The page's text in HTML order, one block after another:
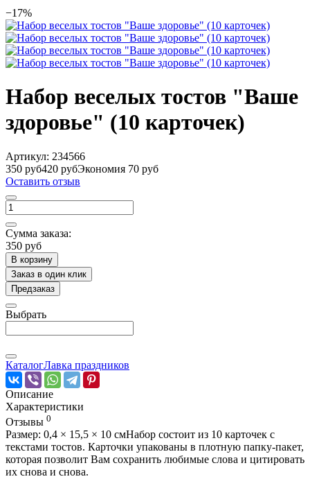
−17%
Набор веселых тостов "Ваше
здоровье" (10 карточек)
Артикул: 234566
350 руб420 рубЭкономия 70 руб
Оставить отзыв
Сумма заказа:
350 руб
В корзину
Заказ в один клик
Предзаказ
Выбрать
КаталогЛавка праздников
Описание
Характеристики
Отзывы 0
Размер: 0,4 × 15,5 × 10 смНабор состоит из 10 карточек с
текстами тостов. Карточки упакованы в плотную папку-пакет,
которая позволит Вам сохранить любимые слова и цитировать
их снова и снова.